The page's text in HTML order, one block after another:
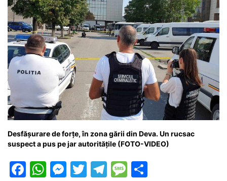
Desfășurare de forțe, în zona gării din Deva. Un rucsac
suspect a pus pe jar autoritățile (FOTO-VIDEO)
F
W M T
T
M